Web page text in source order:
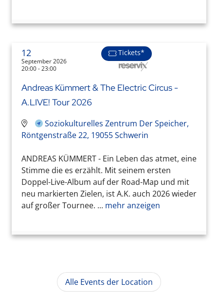
12
September 2026
20:00 - 23:00
Tickets*
Andreas Kümmert & The Electric Circus -
A.LIVE! Tour 2026
Soziokulturelles Zentrum Der Speicher,
Röntgenstraße 22, 19055 Schwerin
ANDREAS KÜMMERT - Ein Leben das atmet, eine
Stimme die es erzählt. Mit seinem ersten
Doppel-Live-Album auf der Road-Map und mit
neu markierten Zielen, ist A.K. auch 2026 wieder
auf großer Tournee. ... mehr anzeigen
Alle Events der Location